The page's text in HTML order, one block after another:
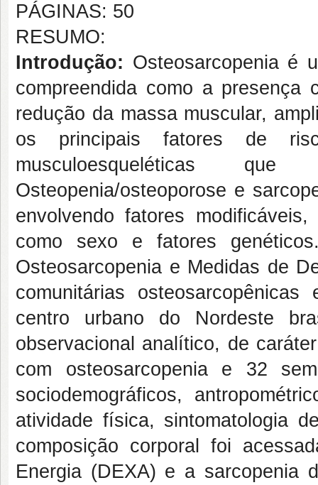
PÁGINAS: 50
RESUMO:
Introdução: Osteosarcopenia é
compreendida como a presença
redução da massa muscular,
os principais fatores de
musculoesqueléticas
Osteopenia/osteoporose e
envolvendo fatores
como sexo e fatores
Osteosarcopenia e Medidas de
comunitárias
centro urbano do Nordeste
observacional analítico, de
com osteosarcopenia e 32
sociodemográficos,
atividade física, sintomatologia
composição corporal foi
Energia (DEXA) e a sarcopenia